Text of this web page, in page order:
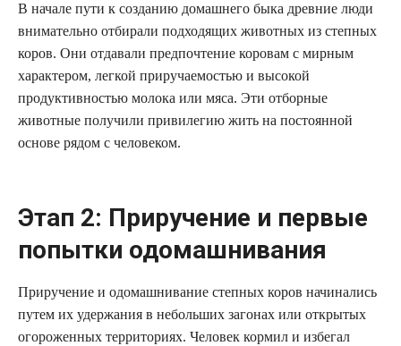
В начале пути к созданию домашнего быка древние люди
внимательно отбирали подходящих животных из степных
коров. Они отдавали предпочтение коровам с мирным
характером, легкой приручаемостью и высокой
продуктивностью молока или мяса. Эти отборные
животные получили привилегию жить на постоянной
основе рядом с человеком.
Этап 2: Приручение и первые
попытки одомашнивания
Приручение и одомашнивание степных коров начинались
путем их удержания в небольших загонах или открытых
огороженных территориях. Человек кормил и избегал